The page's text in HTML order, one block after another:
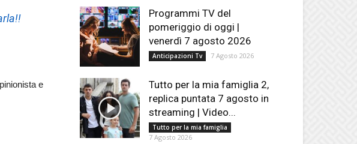
e
Programmi TV del
pomeriggio di oggi |
venerdì 7 agosto 2026
Anticipazioni Tv 7 Agosto 2026
Tutto per la mia famiglia 2,
replica puntata 7 agosto in
streaming | Video...
Tutto per la mia famiglia
7 Agosto 2026